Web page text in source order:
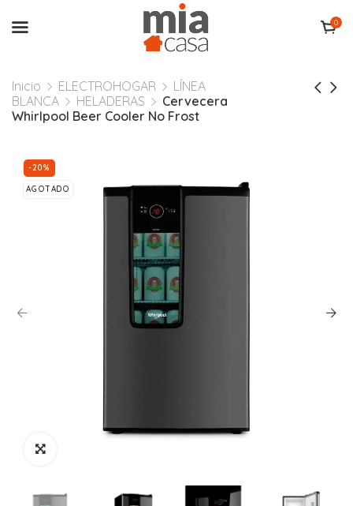
0
Inicio ELECTROHOGAR
LÍNEA
BLANCA
HELADERAS
Cervecera
Whirlpool Beer Cooler No Frost
-20%
AGOTADO